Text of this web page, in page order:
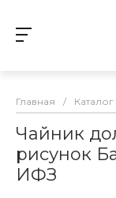
Главная /
Чайник
рисунок
ИФЗ